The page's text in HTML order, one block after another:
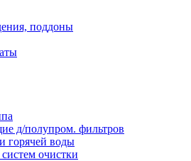
поддоны
д/полупром. фильтров
горячей воды
очистки